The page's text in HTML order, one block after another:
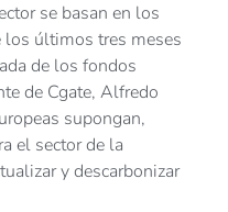
se basan en los
últimos tres meses
de los fondos
de Cgate, Alfredo
supongan,
el sector de la
y descarbonizar